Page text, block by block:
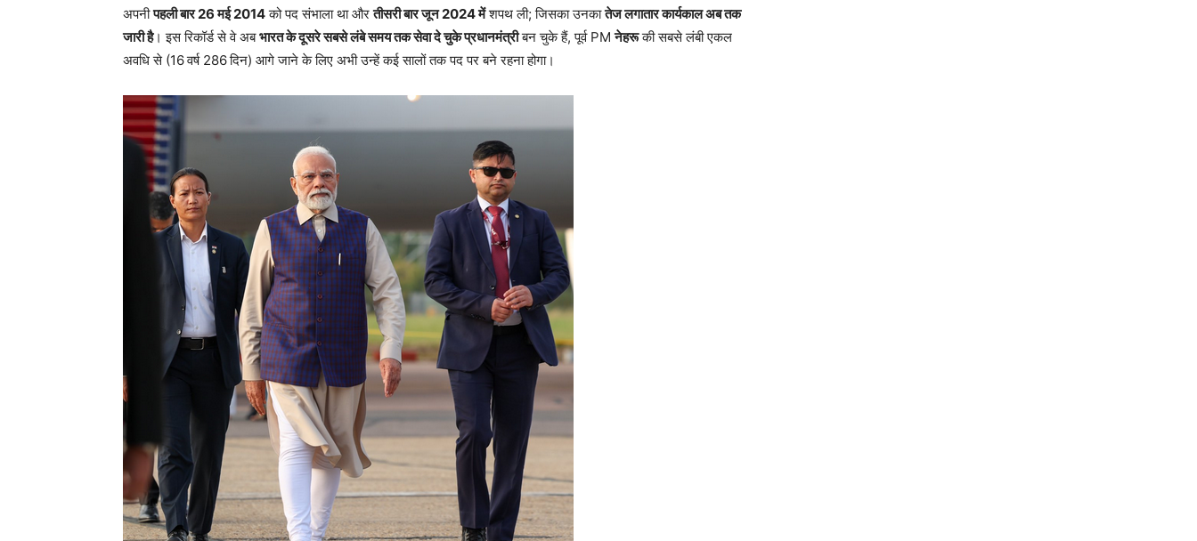
अपनीपहली बार 26 मई 2014को पद संभाला था औरतीसरी बार जून 2024 मेंशपथ ली; जिसका उनकातेज लगातार कार्यकाल अब तक
जारी है। इस रिकॉर्ड से वे अबभारत के दूसरे सबसे लंबे समय तक सेवा दे चुके प्रधानमंत्रीबन चुके हैं, पूर्व PMनेहरूकी सबसे लंबी एकल
अवधि से (16 वर्ष 286 दिन) आगे जाने के लिए अभी उन्हें कई सालों तक पद पर बने रहना होगा।